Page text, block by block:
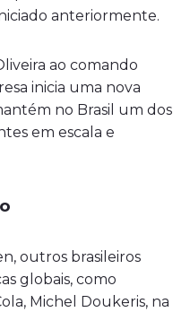
anteriormente.
ao comando
inicia uma nova
no Brasil um dos
em escala e
outros brasileiros
globais, como
Michel Doukeris, na